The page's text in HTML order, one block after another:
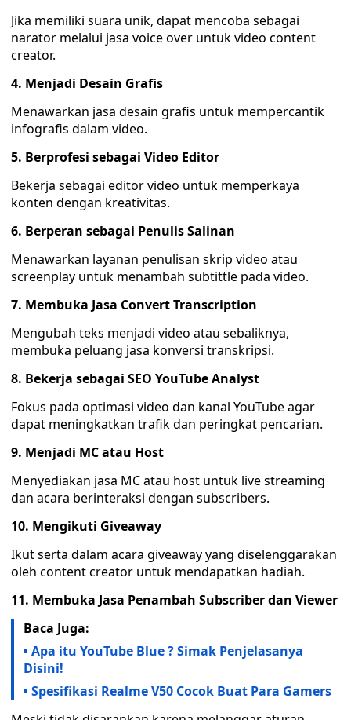
Jika memiliki suara unik, dapat mencoba sebagai
narator melalui jasa voice over untuk video content
creator.
4. Menjadi Desain Grafis
Menawarkan jasa desain grafis untuk mempercantik
infografis dalam video.
5. Berprofesi sebagai Video Editor
Bekerja sebagai editor video untuk memperkaya
konten dengan kreativitas.
6. Berperan sebagai Penulis Salinan
Menawarkan layanan penulisan skrip video atau
screenplay untuk menambah subtittle pada video.
7. Membuka Jasa Convert Transcription
Mengubah teks menjadi video atau sebaliknya,
membuka peluang jasa konversi transkripsi.
8. Bekerja sebagai SEO YouTube Analyst
Fokus pada optimasi video dan kanal YouTube agar
dapat meningkatkan trafik dan peringkat pencarian.
9. Menjadi MC atau Host
Menyediakan jasa MC atau host untuk live streaming
dan acara berinteraksi dengan subscribers.
10. Mengikuti Giveaway
Ikut serta dalam acara giveaway yang diselenggarakan
oleh content creator untuk mendapatkan hadiah.
11. Membuka Jasa Penambah Subscriber dan Viewer
Baca Juga:
Apa itu YouTube Blue ? Simak Penjelasanya
Disini!
Spesifikasi Realme V50 Cocok Buat Para Gamers